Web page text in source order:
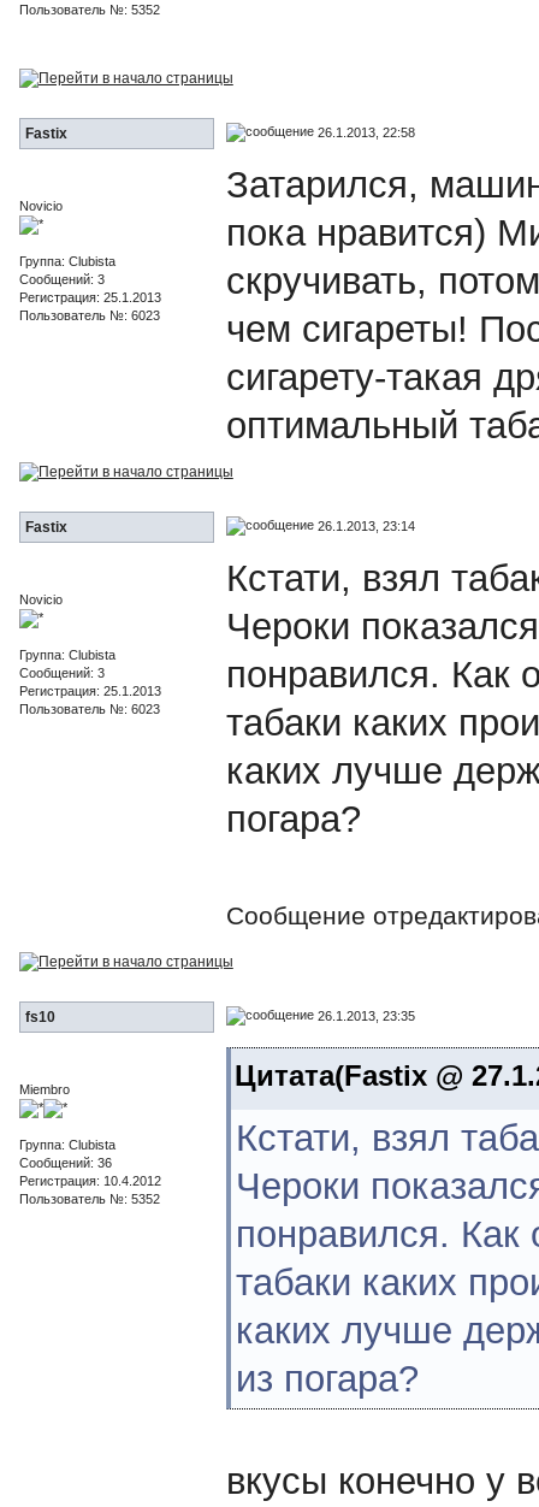
Пользователь №: 5352
Fastix 26.1.2013, 22:58
Novicio
Группа: Clubista
Сообщений: 3
Регистрация: 25.1.2013
Пользователь №: 6023
Затарился,
пока нравится)
скручивать,
чем сигареты!
сигарету-такая
оптимальный
Fastix 26.1.2013, 23:14
Novicio
Группа: Clubista
Сообщений: 3
Регистрация: 25.1.2013
Пользователь №: 6023
Кстати, взял
Чероки
понравился. Как
табаки каких
каких лучше
погара?
Сообщение
fs10 26.1.2013, 23:35
Miembro
Группа: Clubista
Сообщений: 36
Регистрация: 10.4.2012
Пользователь №: 5352
Цитата(Fastix @
Кстати, взял
Чероки
понравился. Как
табаки каких
каких лучше
из погара?
вкусы конечно у